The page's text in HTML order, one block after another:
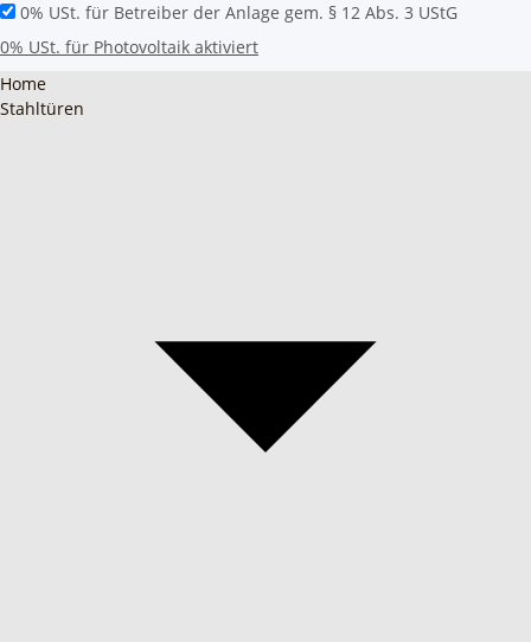
0% USt. für Betreiber der Anlage gem. § 12 Abs. 3 UStG
0% USt. für Photovoltaik aktiviert
Home
Stahltüren